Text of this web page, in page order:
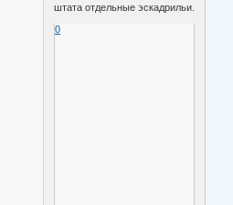
штата отдельные эскадрильи.
0